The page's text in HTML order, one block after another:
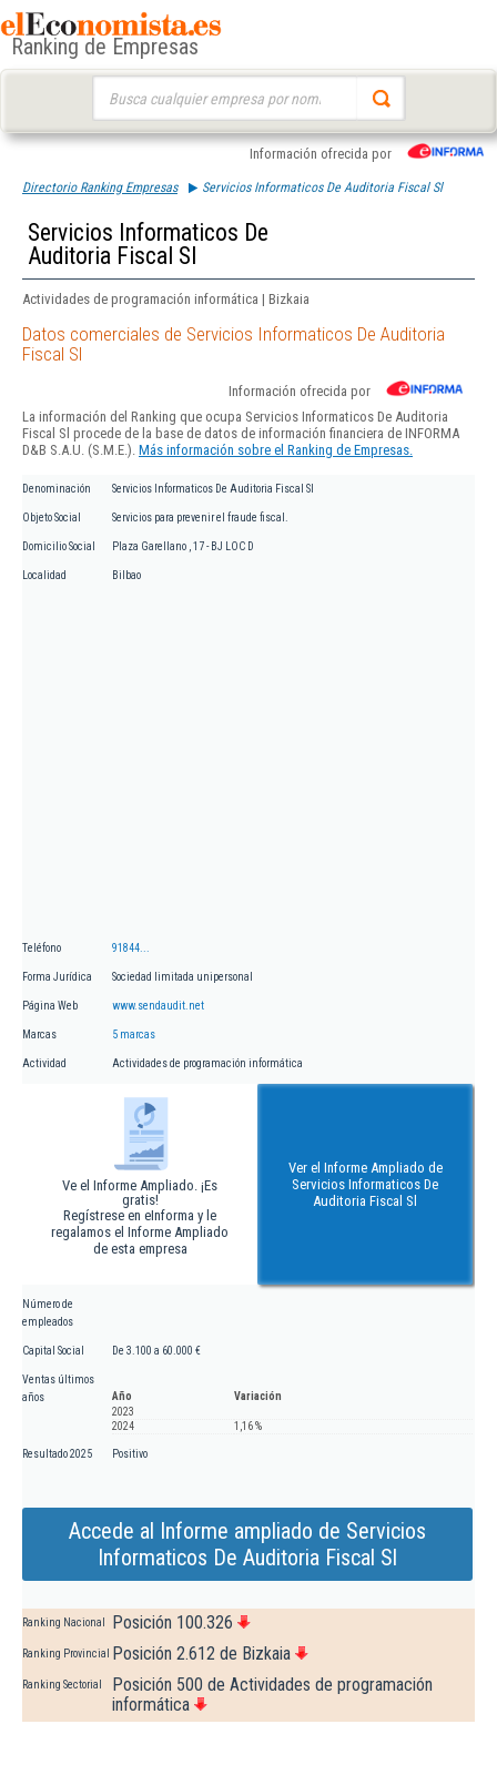
Ranking de Empresas
Información ofrecida por
Directorio Ranking Empresas Servicios Informaticos De Auditoria Fiscal Sl
Servicios Informaticos De
Auditoria Fiscal Sl
Actividades de programación informática | Bizkaia
Datos comerciales de Servicios Informaticos De Auditoria
Fiscal Sl
Información ofrecida por
La información del Ranking que ocupa Servicios Informaticos De Auditoria
Fiscal Sl procede de la base de datos de información financiera de INFORMA
D&B S.A.U. (S.M.E.). Más información sobre el Ranking de Empresas.
Denominación Servicios Informaticos De Auditoria Fiscal Sl
Objeto Social Servicios para prevenir el fraude fiscal.
Domicilio Social Plaza Garellano , 17 - BJ LOC D
Localidad Bilbao
Teléfono 91844...
Forma Jurídica Sociedad limitada unipersonal
Página Web www.sendaudit.net
Marcas 5 marcas
Actividad Actividades de programación informática
Ve el Informe Ampliado. ¡Es
gratis!
Regístrese en eInforma y le
regalamos el Informe Ampliado
de esta empresa
Ver el Informe Ampliado de
Servicios Informaticos De
Auditoria Fiscal Sl
Número de
empleados
Capital Social De 3.100 a 60.000 €
Ventas últimos
años
Año
Variación
2023
2024
1,16 %
Resultado 2025 Positivo
Accede al Informe ampliado de Servicios
Informaticos De Auditoria Fiscal Sl
Ranking Nacional Posición 100.326
Ranking Provincial Posición 2.612 de Bizkaia
Ranking Sectorial
Posición 500 de Actividades de programación
informática